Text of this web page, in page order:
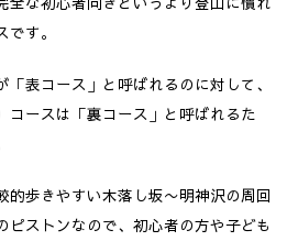
す。
表コース」と呼ばれるのに対して、
コースは「裏コース」と呼ばれるた
的歩きやすい木落し坂〜明神沢の周回
ピストンなので、初心者の方や子ども